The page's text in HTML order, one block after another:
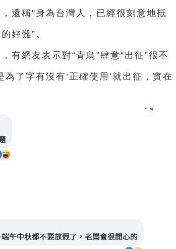
還稱“身為台灣人，已經很刻意地抵
好難”。
有網友表示對“青鳥”肆意“出征”很不
了字有沒有‘正確使用’就出征，實在